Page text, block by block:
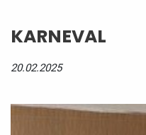
KARNEVAL
20.02.2025